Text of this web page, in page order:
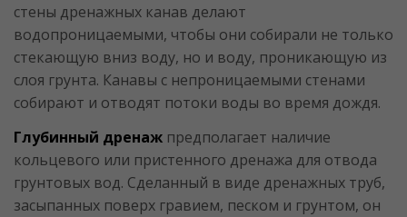
стены дренажных канав делают
водопроницаемыми, чтобы они собирали не только
стекающую вниз воду, но и воду, проникающую из
слоя грунта. Канавы с непроницаемыми стенами
собирают и отводят потоки воды во время дождя.
Глубинный дренаж предполагает наличие
кольцевого или пристенного дренажа для отвода
грунтовых вод. Сделанный в виде дренажных труб,
засыпанных поверх гравием, песком и грунтом, он